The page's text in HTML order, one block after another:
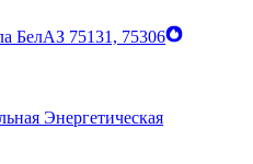
БелАЗ 75131, 75306
Энергетическая